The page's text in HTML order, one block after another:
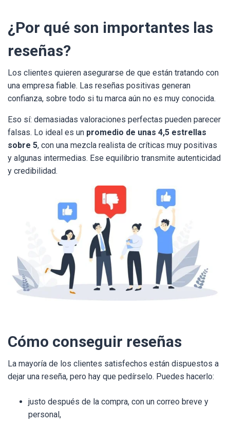
¿Por qué son importantes las
reseñas?
Los clientes quieren asegurarse de que están tratando con
una empresa fiable. Las reseñas positivas generan
confianza, sobre todo si tu marca aún no es muy conocida.
Eso sí: demasiadas valoraciones perfectas pueden parecer
falsas. Lo ideal es un promedio de unas 4,5 estrellas
sobre 5, con una mezcla realista de críticas muy positivas
y algunas intermedias. Ese equilibrio transmite autenticidad
y credibilidad.
Cómo conseguir reseñas
La mayoría de los clientes satisfechos están dispuestos a
dejar una reseña, pero hay que pedírselo. Puedes hacerlo:
justo después de la compra, con un correo breve y
personal,